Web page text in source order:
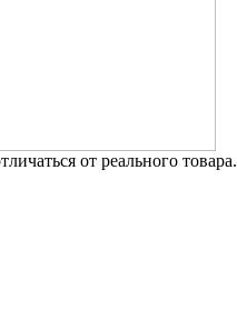
от реального товара.